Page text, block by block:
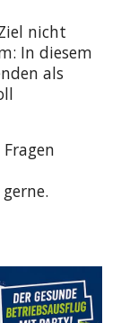
nicht
In diesem
als